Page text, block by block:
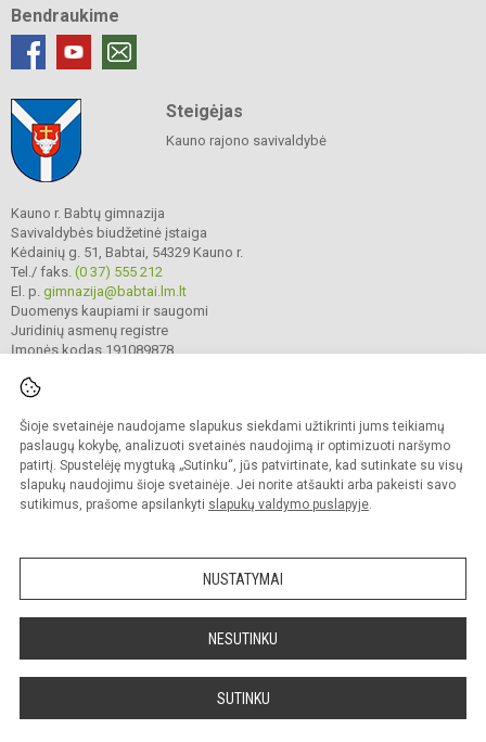
Šioje svetainėje naudojame slapukus siekdami užtikrinti jums teikiamų
paslaugų kokybę, analizuoti svetainės naudojimą ir optimizuoti naršymo
patirtį. Spustelėję mygtuką „Sutinku“, jūs patvirtinate, kad sutinkate su visų
slapukų naudojimu šioje svetainėje. Jei norite atšaukti arba pakeisti savo
sutikimus, prašome apsilankyti slapukų valdymo puslapyje.
NUSTATYMAI
NESUTINKU
SUTINKU
Bendraukime
Steigėjas
Kauno rajono savivaldybė
Kauno r. Babtų gimnazija
Savivaldybės biudžetinė įstaiga
Kėdainių g. 51, Babtai, 54329 Kauno r.
Tel./ faks. (0 37) 555 212
El. p. gimnazija@babtai.lm.lt
Duomenys kaupiami ir saugomi
Juridinių asmenų registre
Įmonės kodas 191089878
© 2025. Kauno r. Babtų gimnazija. Visos teisės saugomos.
Kopijuoti turinį be raštiško gimnazijos sutikimo griežtai draudžiama.
Prieinamumo paraiška Slapukų politika
Sumanus būdas atnaujinti